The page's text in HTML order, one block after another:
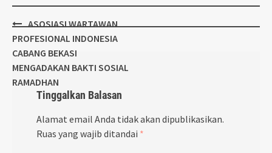
Post
navigation
ASOSIASI WARTAWAN
PROFESIONAL INDONESIA
CABANG BEKASI
MENGADAKAN BAKTI SOSIAL
RAMADHAN
Tinggalkan Balasan
Alamat email Anda tidak akan dipublikasikan.
Ruas yang wajib ditandai *